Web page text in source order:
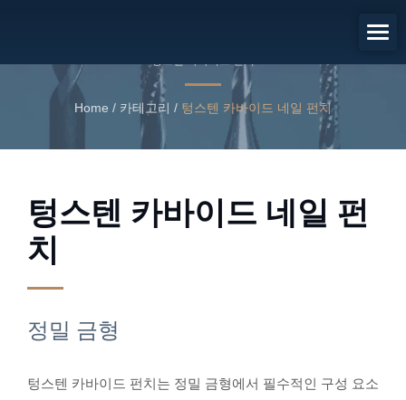
Home / 카테고리 / 텅스텐 카바이드 네일 펀치
텅스텐 카바이드 네일 펀
치
정밀 금형
텅스텐 카바이드 펀치는 정밀 금형에서 필수적인 구성 요소